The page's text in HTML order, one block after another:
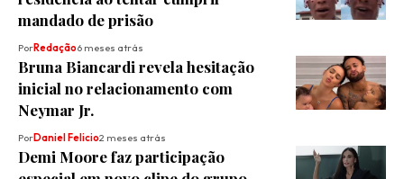
mandado de prisão
PorRedação6 meses atrás
Bruna Biancardi revela hesitação
inicial no relacionamento com
Neymar Jr.
PorDaniel Felicio2 meses atrás
Demi Moore faz participação